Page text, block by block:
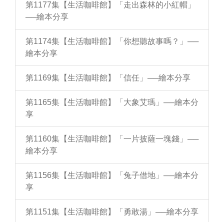
第1177集【生活咖啡館】「走出森林的小紅帽」
──繪本分享
第1174集【生活咖啡館】「你想聽故事嗎？」──
繪本分享
第1169集【生活咖啡館】「信任」──繪本分享
第1165集【生活咖啡館】「大象艾瑪」──繪本分
享
第1160集【生活咖啡館】「一片披薩一塊錢」──
繪本分享
第1156集【生活咖啡館】「兔子借地」──繪本分
享
第1151集【生活咖啡館】「勇敢湯」──繪本分享